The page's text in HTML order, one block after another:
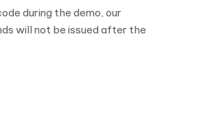
during the demo, our
will not be issued after the